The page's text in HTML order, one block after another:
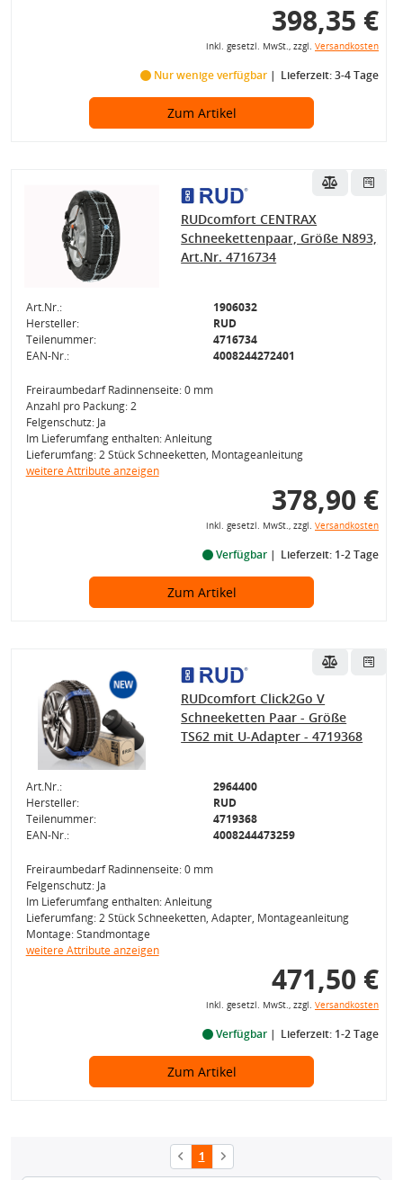
398,35 €
inkl. gesetzl. MwSt., zzgl. Versandkosten
Nur wenige verfügbar Lieferzeit: 3-4 Tage
Zum Artikel
RUDcomfort CENTRAX
Schneekettenpaar, Größe N893,
Art.Nr. 4716734
Art.Nr.:
1906032
Hersteller:
RUD
Teilenummer:
4716734
EAN-Nr.:
4008244272401
Freiraumbedarf Radinnenseite: 0 mm
Anzahl pro Packung: 2
Felgenschutz: Ja
Im Lieferumfang enthalten: Anleitung
Lieferumfang: 2 Stück Schneeketten, Montageanleitung
weitere Attribute anzeigen
378,90 €
inkl. gesetzl. MwSt., zzgl. Versandkosten
Verfügbar Lieferzeit: 1-2 Tage
Zum Artikel
RUDcomfort Click2Go V
Schneeketten Paar - Größe
TS62 mit U-Adapter - 4719368
Art.Nr.:
2964400
Hersteller:
RUD
Teilenummer:
4719368
EAN-Nr.:
4008244473259
Freiraumbedarf Radinnenseite: 0 mm
Felgenschutz: Ja
Im Lieferumfang enthalten: Anleitung
Lieferumfang: 2 Stück Schneeketten, Adapter, Montageanleitung
Montage: Standmontage
weitere Attribute anzeigen
471,50 €
inkl. gesetzl. MwSt., zzgl. Versandkosten
Verfügbar Lieferzeit: 1-2 Tage
Zum Artikel
1